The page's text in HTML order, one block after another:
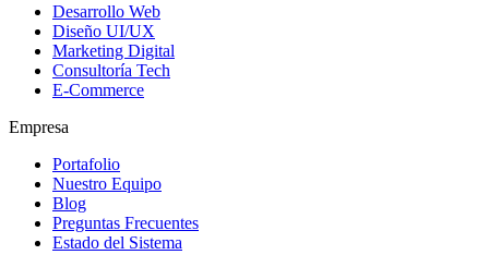
Desarrollo Web
Diseño UI/UX
Marketing Digital
Consultoría Tech
E-Commerce
Empresa
Portafolio
Nuestro Equipo
Blog
Preguntas Frecuentes
Estado del Sistema